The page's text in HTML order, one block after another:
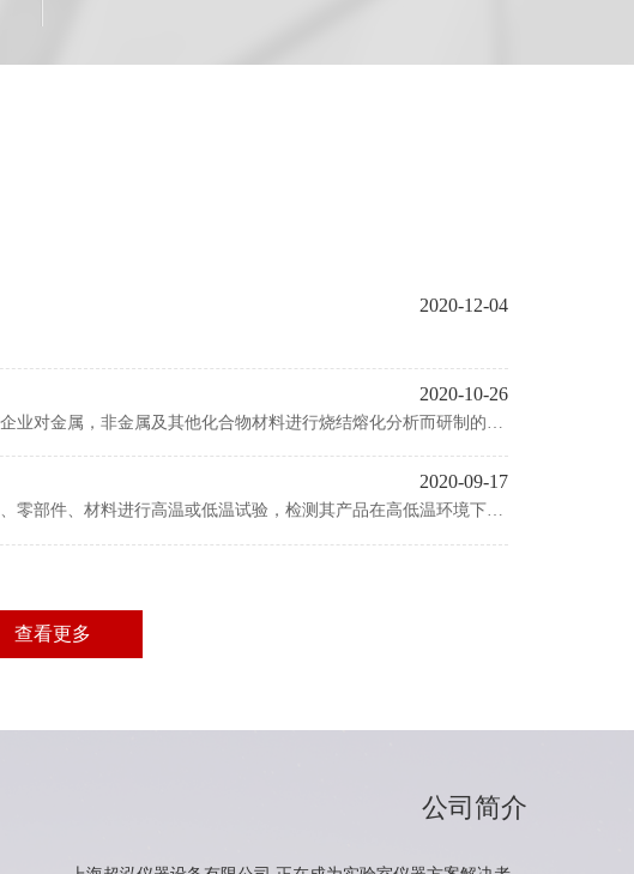
2020-12-04
2020-10-26
业对金属，非金属及其他化合物材料进行烧结熔化分析而研制的专
，建材领域。
2020-09-17
零部件、材料进行高温或低温试验，检测其产品在高低温环境下储
查看更多
公司简介